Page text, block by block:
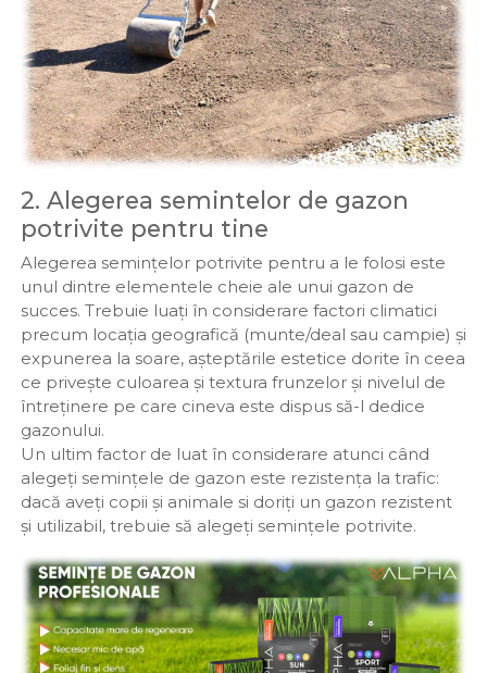
2. Alegerea semintelor de gazon
potrivite pentru tine
Alegerea semințelor potrivite pentru a le folosi este
unul dintre elementele cheie ale unui gazon de
succes. Trebuie luați în considerare factori climatici
precum locația geografică (munte/deal sau campie) și
expunerea la soare, așteptările estetice dorite în ceea
ce privește culoarea și textura frunzelor și nivelul de
întreținere pe care cineva este dispus să-l dedice
gazonului.
Un ultim factor de luat în considerare atunci când
alegeți semințele de gazon este rezistența la trafic:
dacă aveți copii și animale si doriți un gazon rezistent
și utilizabil, trebuie să alegeți semințele potrivite.